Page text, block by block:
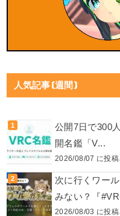
人気記事(週間)
公開7日で300
開名鑑「V...
2026/08/07 に投稿
次に行くワー
みない？『
2026/08/03 に投稿